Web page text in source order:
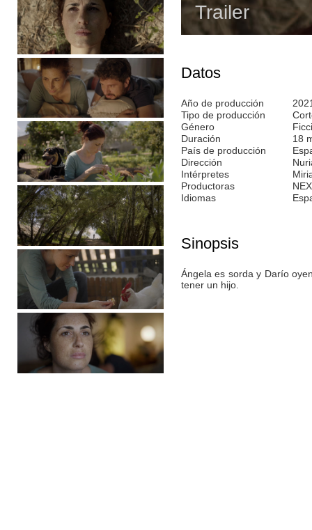
Trailer
Datos
Año de producción
Tipo de producción
Género
Duración
18
País de producción
Dirección
Intérpretes
Productoras
Idiomas
Sinopsis
Ángela es sorda y Darío
tener un hijo.